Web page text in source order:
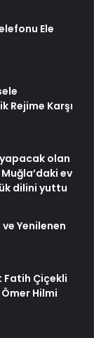
Ele
Rejime Karşı
olan
ev
dilini yuttu
Yenilenen
Fatih Çiçekli
Hilmi